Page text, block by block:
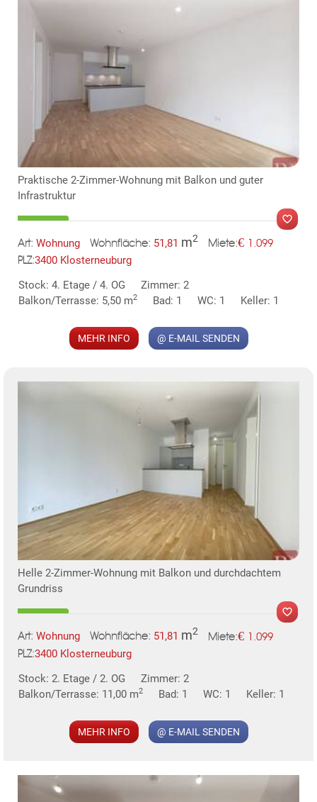
Praktische 2-Zimmer-Wohnung mit Balkon und guter
Infrastruktur
Art: Wohnung Wohnfläche: 51,81 m2 Miete:€ 1.099
PLZ:3400 Klosterneuburg
Stock: 4. Etage / 4. OG
Zimmer: 2
Balkon/Terrasse: 5,50 m2 Bad: 1 WC: 1 Keller: 1
MEHR INFO @ E-MAIL SENDEN
Helle 2-Zimmer-Wohnung mit Balkon und durchdachtem
Grundriss
Art: Wohnung Wohnfläche: 51,81 m2 Miete:€ 1.099
PLZ:3400 Klosterneuburg
Stock: 2. Etage / 2. OG
Zimmer: 2
Balkon/Terrasse: 11,00 m2 Bad: 1 WC: 1 Keller: 1
MEHR INFO @ E-MAIL SENDEN